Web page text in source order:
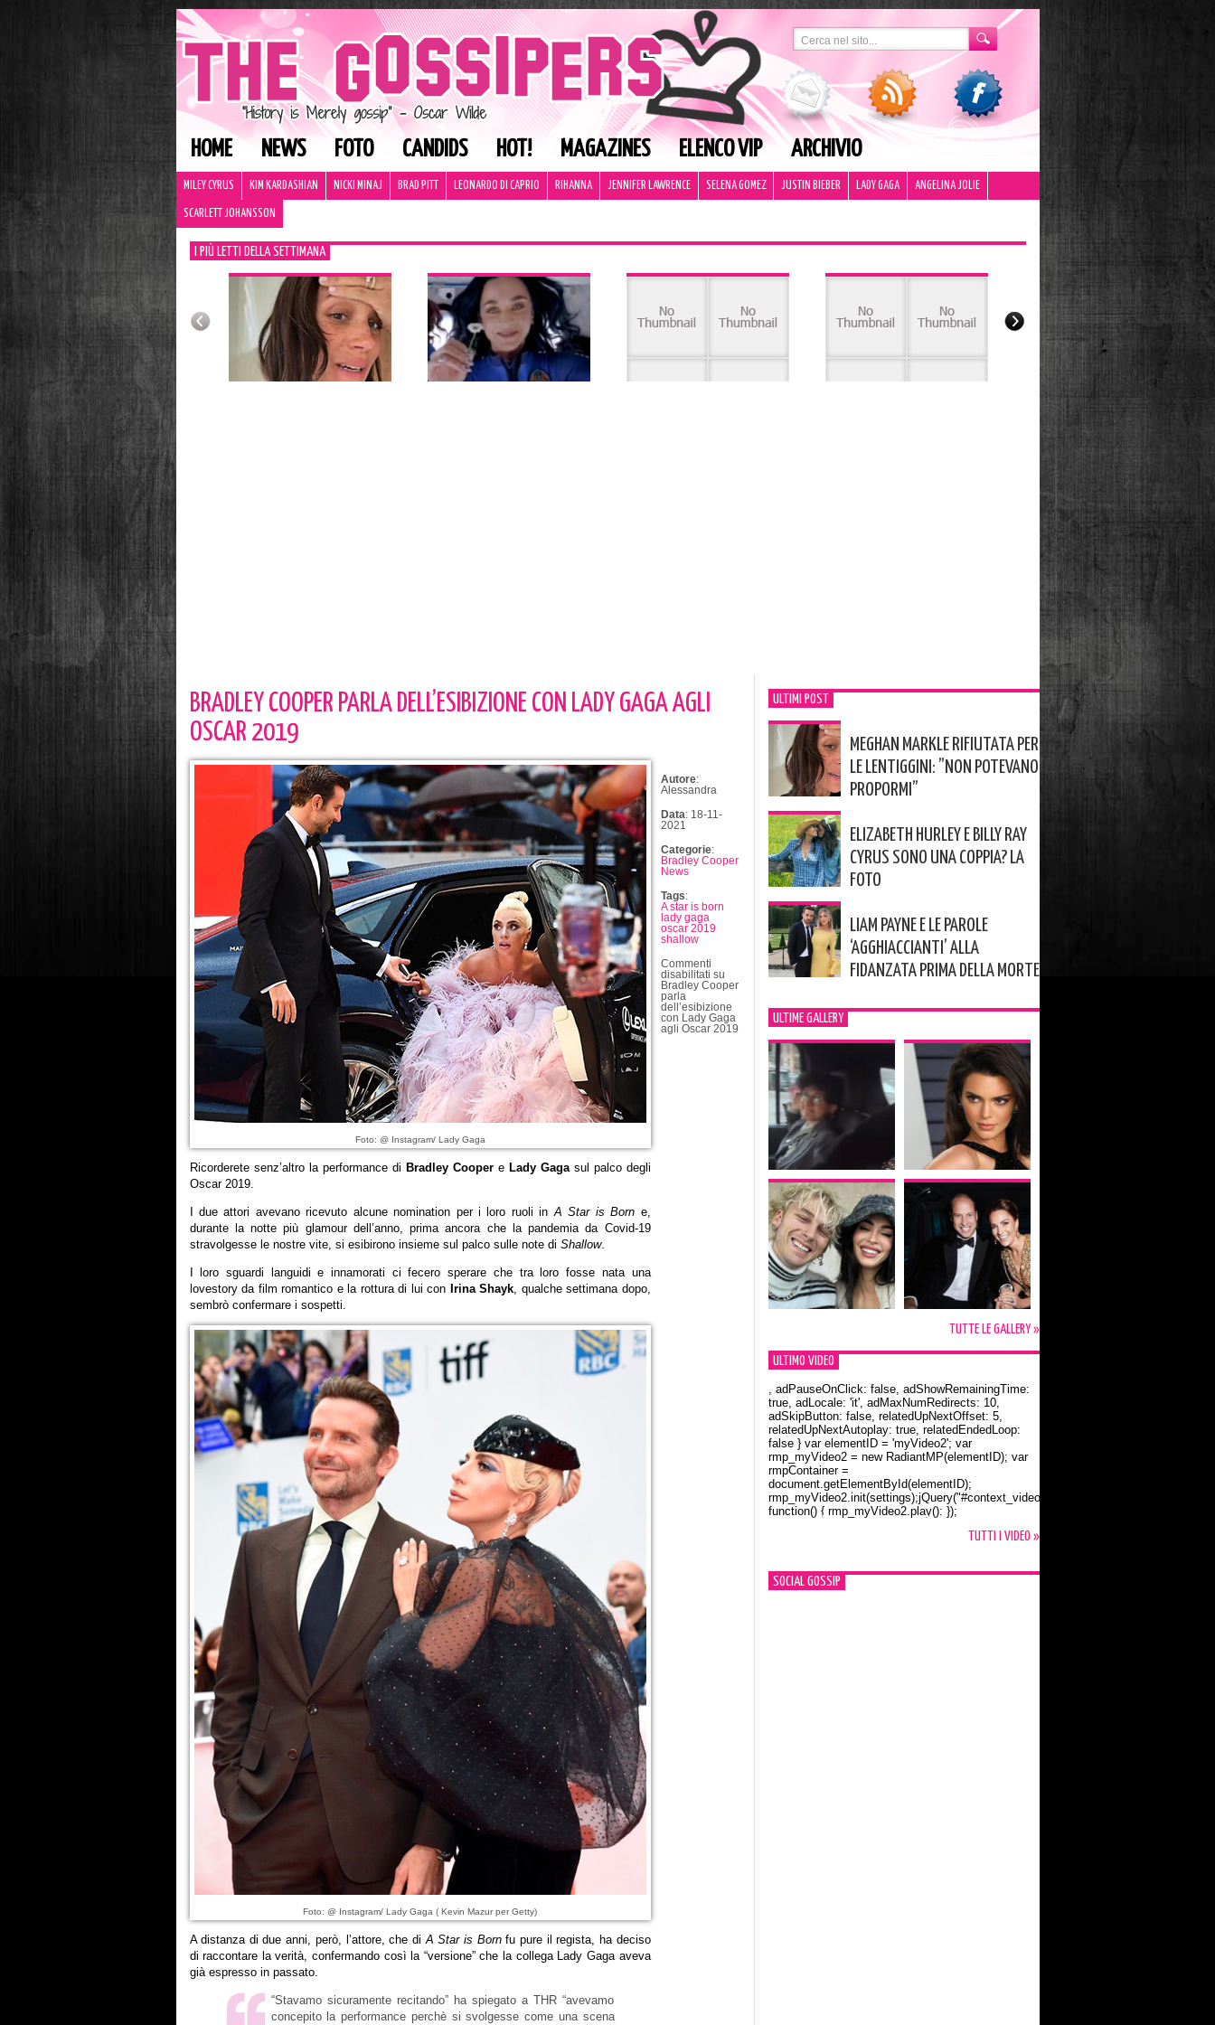
HOME NEWS FOTO CANDIDS HOT! MAGAZINES ELENCO VIP ARCHIVIO
MILEY CYRUS KIM KARDASHIAN NICKI MINAJ BRAD PITT LEONARDO DI CAPRIO RIHANNA JENNIFER LAWRENCE SELENA GOMEZ JUSTIN BIEBER LADY GAGA ANGELINA JOLIE
SCARLETT JOHANSSON
I PIÙ LETTI DELLA SETTIMANA
BRADLEY COOPER PARLA DELL’ESIBIZIONE CON LADY GAGA AGLI
OSCAR 2019
Foto: @ Instagram/ Lady Gaga
Ricorderete senz’altro la performance di Bradley CoopereLady Gagasul palco degli
Oscar 2019.
I due attori avevano ricevuto alcune nomination per i loro ruoli inA Star is Born e,
durante la notte più glamour dell’anno, prima ancora che la pandemia da Covid-19
stravolgesse le nostre vite, si esibirono insieme sul palco sulle note di Shallow.
I loro sguardi languidi e innamorati ci fecero sperare che tra loro fosse nata una
lovestory da film romantico e la rottura di lui con Irina Shayk, qualche settimana dopo,
sembrò confermare i sospetti.
Foto: @ Instagram/ Lady Gaga ( Kevin Mazur per Getty)
A distanza di due anni, però, l’attore, che diA Star is Bornfu pure il regista, ha deciso
di raccontare la verità, confermando così la “versione” che la collega Lady Gaga aveva
già espresso in passato.
“Stavamo sicuramente recitando” ha spiegato a THR “avevamo
concepito la performance perchè si svolgesse come una scena
Autore:
Alessandra
Data: 18-11-
2021
Categorie:
Bradley Cooper
News
Tags:
A star is born
lady gaga
oscar 2019
shallow
Commenti
disabilitati su
Bradley Cooper
parla
dell’esibizione
con Lady Gaga
agli Oscar 2019
ULTIMI POST
MEGHAN MARKLE RIFIUTATA PER
LE LENTIGGINI: ”NON POTEVANO
PROPORMI”
ELIZABETH HURLEY E BILLY RAY
CYRUS SONO UNA COPPIA? LA
FOTO
LIAM PAYNE E LE PAROLE
‘AGGHIACCIANTI’ ALLA
FIDANZATA PRIMA DELLA MORTE
ULTIME GALLERY
TUTTE LE GALLERY »
ULTIMO VIDEO
Orlando Bloom e la t-shirt dedicata a Flynn
, adPauseOnClick: false, adShowRemainingTime:
true, adLocale: 'it', adMaxNumRedirects: 10,
adSkipButton: false, relatedUpNextOffset: 5,
relatedUpNextAutoplay: true, relatedEndedLoop:
false } var elementID = 'myVideo2'; var
rmp_myVideo2 = new RadiantMP(elementID); var
rmpContainer =
document.getElementById(elementID);
rmp_myVideo2.init(settings);jQuery("#context_video2").one("mouseover",
function() { rmp_myVideo2.play(); });
TUTTI I VIDEO »
SOCIAL GOSSIP